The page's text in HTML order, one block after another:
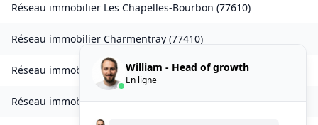
Réseau immobilier Les Chapelles-Bourbon (77610)
Réseau immobilier Charmentray (77410)
Réseau immobilierCharny(77410 )
Réseau immobilierChessy(77700)
William - Head of growth
En ligne